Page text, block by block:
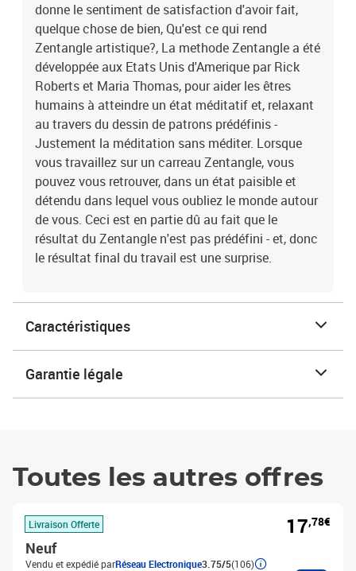
donne le sentiment de satisfaction d'avoir fait,
quelque chose de bien, Qu'est ce qui rend
Zentangle artistique?, La methode Zentangle a été
développée aux Etats Unis d'Amerique par Rick
Roberts et Maria Thomas, pour aider les êtres
humains à atteindre un état méditatif et, relaxant
au travers du dessin de patrons prédéfinis -
Justement la méditation sans méditer. Lorsque
vous travaillez sur un carreau Zentangle, vous
pouvez vous retrouver, dans un état paisible et
détendu dans lequel vous oubliez le monde autour
de vous. Ceci est en partie dû au fait que le
résultat du Zentangle n'est pas prédéfini - et, donc
le résultat final du travail est une surprise.
Caractéristiques
Garantie légale
Toutes les autres offres
Livraison Offerte
Neuf
Vendu et expédié parRéseau Electronique3.75/5(106)
17,78€